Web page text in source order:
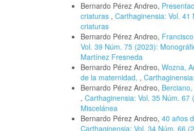
Bernardo Pérez Andreo,
criaturas , Carthaginensia: Vol.
criaturas
Bernardo Pérez Andreo,
Vol. 39 Núm. 75 (2023):
Martínez Fresneda
Bernardo Pérez Andreo, Wozna,
de la maternidad, ,
Bernardo Pérez Andreo,
, Carthaginensia: Vol. 35 Núm.
Miscelánea
Bernardo Pérez Andreo, 40 años
Carthaginensia: Vol. 34 Núm. 66